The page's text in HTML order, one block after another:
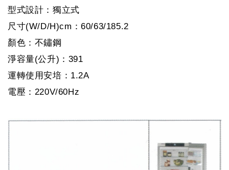
型式設計：獨立式
尺寸(W/D/H)cm：60/63/185.2
顏色：不鏽鋼
淨容量(公升)：391
運轉使用安培：1.2A
電壓：220V/60Hz